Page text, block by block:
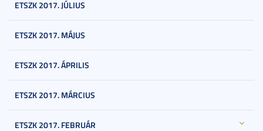
ETSZK 2017. JÚLIUS
ETSZK 2017. MÁJUS
ETSZK 2017. ÁPRILIS
ETSZK 2017. MÁRCIUS
ETSZK 2017. FEBRUÁR